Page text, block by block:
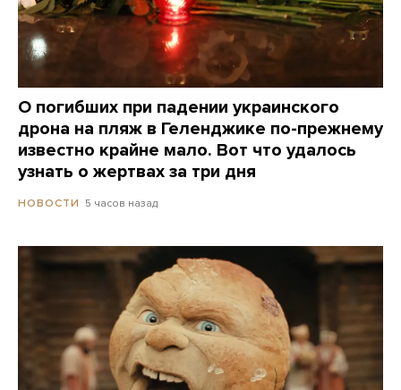
О погибших при падении украинского
дрона на пляж в Геленджике по-прежнему
известно крайне мало. Вот что удалось
узнать о жертвах за три дня
НОВОСТИ 5 часов назад